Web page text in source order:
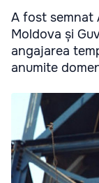
A fost semnat
Moldova și
angajarea
anumite